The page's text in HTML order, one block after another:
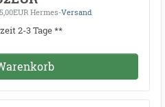
Hermes-Versand
2-3 Tage **